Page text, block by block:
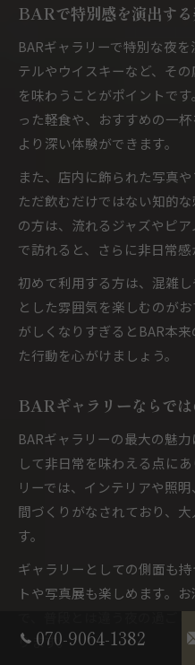
BARで特別感を演出す
BARギャラリーで特別な夜
テルやウイスキーなど、そ
を味わうことがポイントで
った軽食や、おすすめの一
より深い体験ができます。
また、店内に飾られた写真
ただ飲むだけではない知的
の方は、流れるジャズやピ
で訪れると、さらに非日常感
初めて利用する方は、混雑
とした雰囲気を楽しむのが
がしくなりすぎるとBAR本
た行動を心がけましょう。
BARギャラリーならで
BARギャラリーの最大の魅
して非日常を味わえる点に
リーでは、インテリアや照
間づくりがなされており、
す。
ギャラリーとしての側面も
トや写真展も楽しめます。
で、普段とは違う夜の過ご
ります。
070-9064-1382